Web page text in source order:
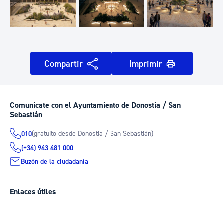
Compartir Imprimir
Comunícate con el Ayuntamiento de Donostia / San
Sebastián
010(gratuito desde Donostia / San Sebastián)
(+34) 943 481 000
Buzón de la ciudadanía
Enlaces útiles